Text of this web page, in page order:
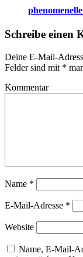
Schreibe einen
Deine E-Mail-
Felder sind mit *
Kommentar
Name *
E-Mail-Adresse *
Website
Name, E-Mail-